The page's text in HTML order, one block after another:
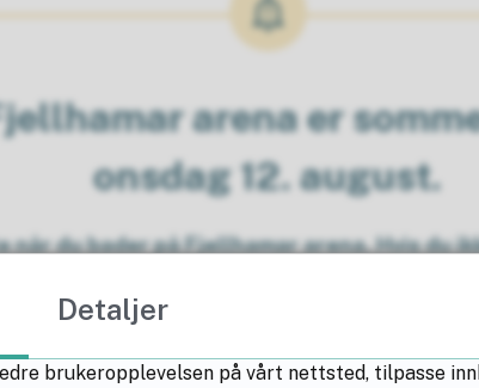
arena er
onsdag 12. august.
du bader på Fjellhamar arena. Hvis du
Detaljer
brukeropplevelsen på vårt nettsted, tilpasse